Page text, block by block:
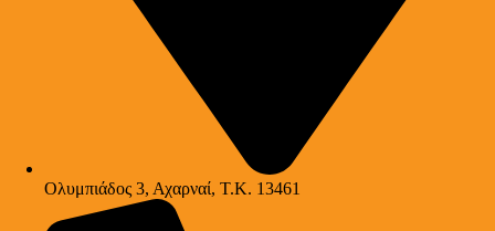
Ολυμπιάδος 3, Αχαρναί, Τ.Κ. 13461